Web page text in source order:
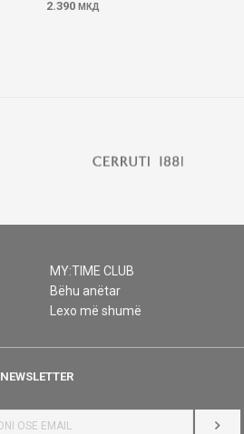
2.390 МКД
MY:TIME CLUB
Bëhu anëtar
Lexo më shumë
NEWSLETTER
HYR